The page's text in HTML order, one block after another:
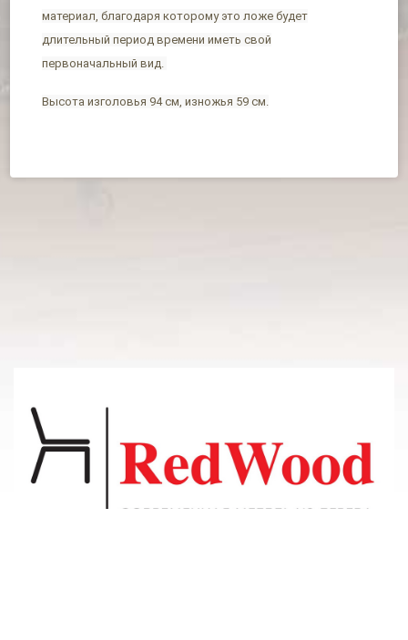
материал, благодаря которому это ложе будет
длительный период времени иметь свой
первоначальный вид.
Высота изголовья 94 см, изножья 59 см.